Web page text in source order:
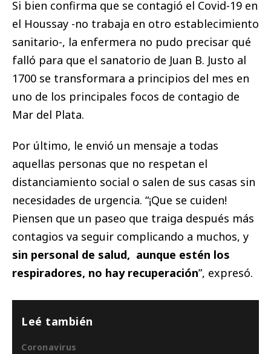
Si bien confirma que se contagió el Covid-19 en
el Houssay -no trabaja en otro establecimiento
sanitario-, la enfermera no pudo precisar qué
falló para que el sanatorio de Juan B. Justo al
1700 se transformara a principios del mes en
uno de los principales focos de contagio de
Mar del Plata.
Por último, le envió un mensaje a todas
aquellas personas que no respetan el
distanciamiento social o salen de sus casas sin
necesidades de urgencia. “¡Que se cuiden!
Piensen que un paseo que traiga después más
contagios va seguir complicando a muchos, y
sin personal de salud, aunque estén los
respiradores, no hay recuperación”, expresó.
Leé también
Coronavirus